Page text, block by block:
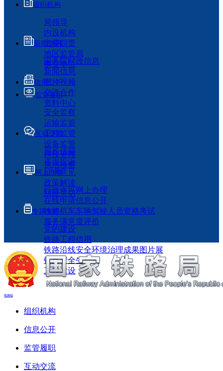
组织机构
局领导
内设机构
主要职责
地区监管局
事业单位
新闻资讯
国务院时政信息
新闻信息
图片视频
交流合作
资料中心
信息公开
监管履职
安全监察
运输监管
工程监管
设备监管
科技管理
执法检查
互动交流
局长信箱
咨询投诉
征求意见
政策解读
回应关切
网上办事
行政许可网上办理
在线申请信息公开
铁路机车车辆驾驶人员资格考试
服务满意度评价
专题专栏
党的建设
铁路工程信用
铁路沿线安全环境治理成果图片展
铁路安全生产月
工程建设
电脑端
组织机构
信息公开
监管履职
互动交流